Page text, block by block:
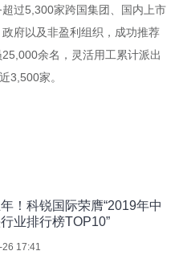
过5,300家跨国集团、国内上市
府以及非盈利组织，成功推荐
余名，灵活用工累计派出
3,500家。
！科锐国际荣膺“2019年中
业排行榜TOP10”
17:41